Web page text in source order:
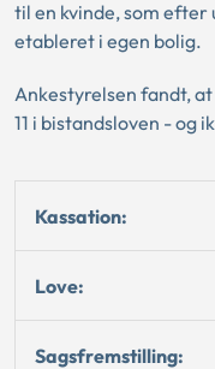
til en kvinde, som
etableret i egen bolig.
Ankestyrelsen fandt,
11 i bistandsloven - og
Kassation:
Love:
Sagsfremstilling: